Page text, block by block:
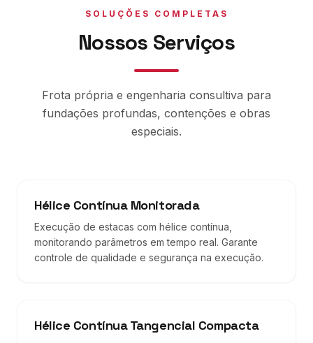
SOLUÇÕES COMPLETAS
Nossos Serviços
Frota própria e engenharia consultiva para
fundações profundas, contenções e obras
especiais.
Hélice Contínua Monitorada
Execução de estacas com hélice contínua,
monitorando parâmetros em tempo real. Garante
controle de qualidade e segurança na execução.
Hélice Contínua Tangencial Compacta